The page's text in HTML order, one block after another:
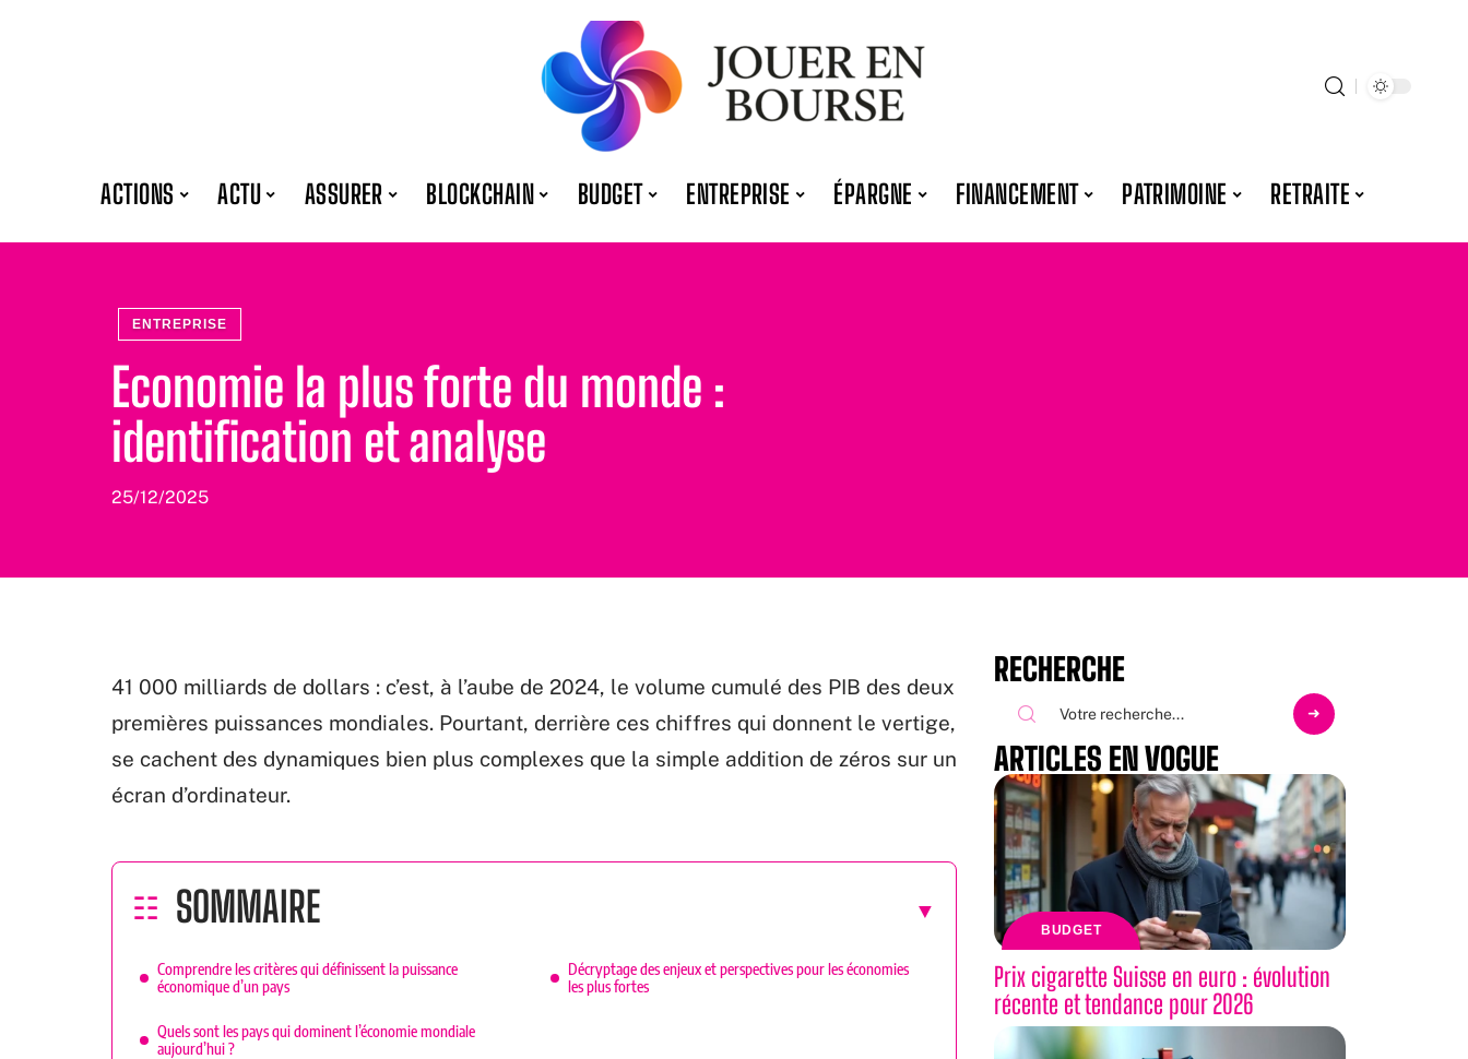
ACTIONS ACTU ASSURER BLOCKCHAIN BUDGET ENTREPRISE ÉPARGNE FINANCEMENT PATRIMOINE RETRAITE
ENTREPRISE
Economie la plus forte du monde :
identification et analyse
25/12/2025
41 000 milliards de dollars : c’est, à l’aube de 2024, le volume cumulé des PIB des deux
premières puissances mondiales. Pourtant, derrière ces chiffres qui donnent le vertige,
se cachent des dynamiques bien plus complexes que la simple addition de zéros sur un
écran d’ordinateur.
SOMMAIRE
Comprendre les critères qui définissent la puissance
économique d’un pays
Quels sont les pays qui dominent l’économie mondiale
aujourd’hui ?
Décryptage des enjeux et perspectives pour les économies
les plus fortes
RECHERCHE
ARTICLES EN VOGUE
BUDGET
Prix cigarette Suisse en euro : évolution
récente et tendance pour 2026